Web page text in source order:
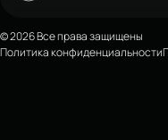
© 2026 Все права защищены
Политика конфиденциальности